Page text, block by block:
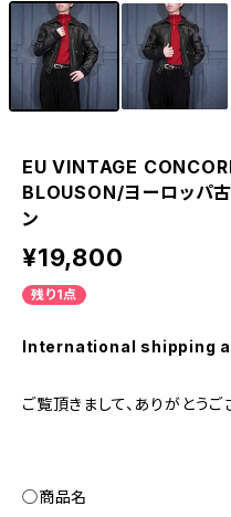
EU VINTAGE
BLOUSON/ヨーロッパ
ン
¥19,800
残り1点
International shipping
ご覧頂きまして、ありがとうご
◯商品名